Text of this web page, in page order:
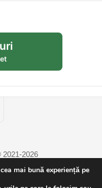
2021-2026
mai bună experiență pe